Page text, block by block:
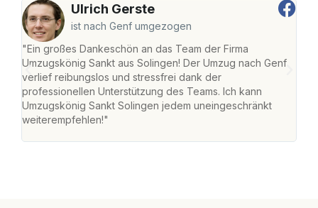
Ulrich Gerste
ist nach Genf umgezogen
"Ein großes Dankeschön an das Team der Firma
Umzugskönig Sankt aus Solingen! Der Umzug nach Genf
verlief reibungslos und stressfrei dank der
professionellen Unterstützung des Teams. Ich kann
Umzugskönig Sankt Solingen jedem uneingeschränkt
weiterempfehlen!"